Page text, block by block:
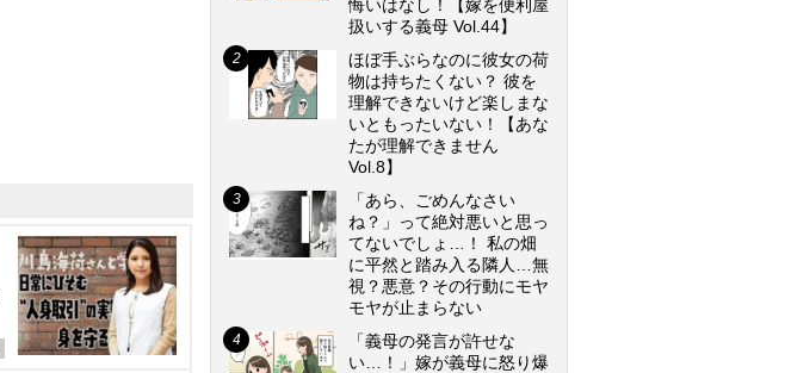
悔いはなし！【嫁を便利屋
扱いする義母 Vol.44】
ほぼ手ぶらなのに彼女の荷
物は持ちたくない？ 彼を
理解できないけど楽しまな
いともったいない！【あな
たが理解できません
Vol.8】
「あら、ごめんなさい
ね？」って絶対悪いと思っ
てないでしょ…！ 私の畑
に平然と踏み入る隣人…無
視？悪意？その行動にモヤ
モヤが止まらない
「義母の発言が許せな
い…！」嫁が義母に怒り爆